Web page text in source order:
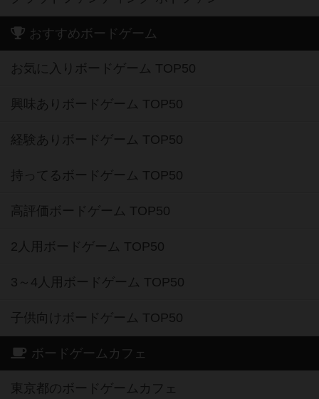
おすすめボードゲーム
お気に入りボードゲーム TOP50
興味ありボードゲーム TOP50
経験ありボードゲーム TOP50
持ってるボードゲーム TOP50
高評価ボードゲーム TOP50
2人用ボードゲーム TOP50
3～4人用ボードゲーム TOP50
子供向けボードゲーム TOP50
ボードゲームカフェ
東京都のボードゲームカフェ